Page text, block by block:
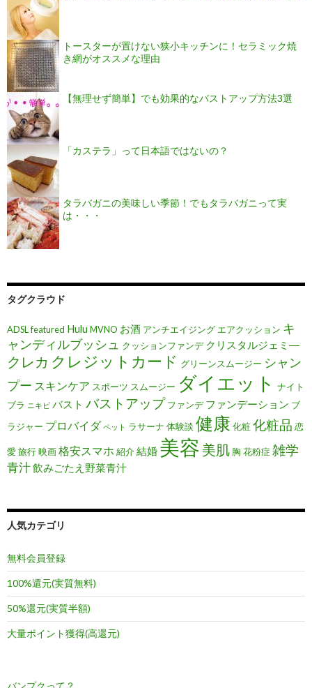
トースターが置けない狭小キッチンに！セラミック焼
き網がオススメな理由
【無理せず簡単】でも効果的なバストアップ方法3選
「カステラ」って日本語ではないの？
タラバガニの美味しい季節！でもタラバガニって実
は・・・
タグクラウド
ADSLfeatured Hulu MVNO お酒 アンチエイジング エアクッション キ
ャンディルブッシュ クッションファンデ クリスタルジェミ―
クレカ クレジットカード グリーンスムージー シャン
プー スキンケア スポーツ スムージー ダイエット
ナイト
ブラ ニキビ バスト バストアップ ファンデ ファンデーション ブ
ラジャー プロバイダ ペット ラサーナ 体験談 健康 化粧化粧品 恋
愛旅行映画格安スマホ 紹介結婚 美容 美肌 胸 花粉症 雑学
青汁飲みごたえ野菜青汁
人気カテゴリ
無料会員登録
100%還元(実質無料)
50%還元(実質半額)
大量ポイント獲得(高還元)
バンプクって？